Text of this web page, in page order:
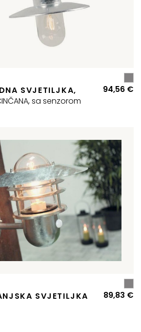
SVJETILJKA,
sa senzorom
94,56 €
SVJETILJKA
89,83 €